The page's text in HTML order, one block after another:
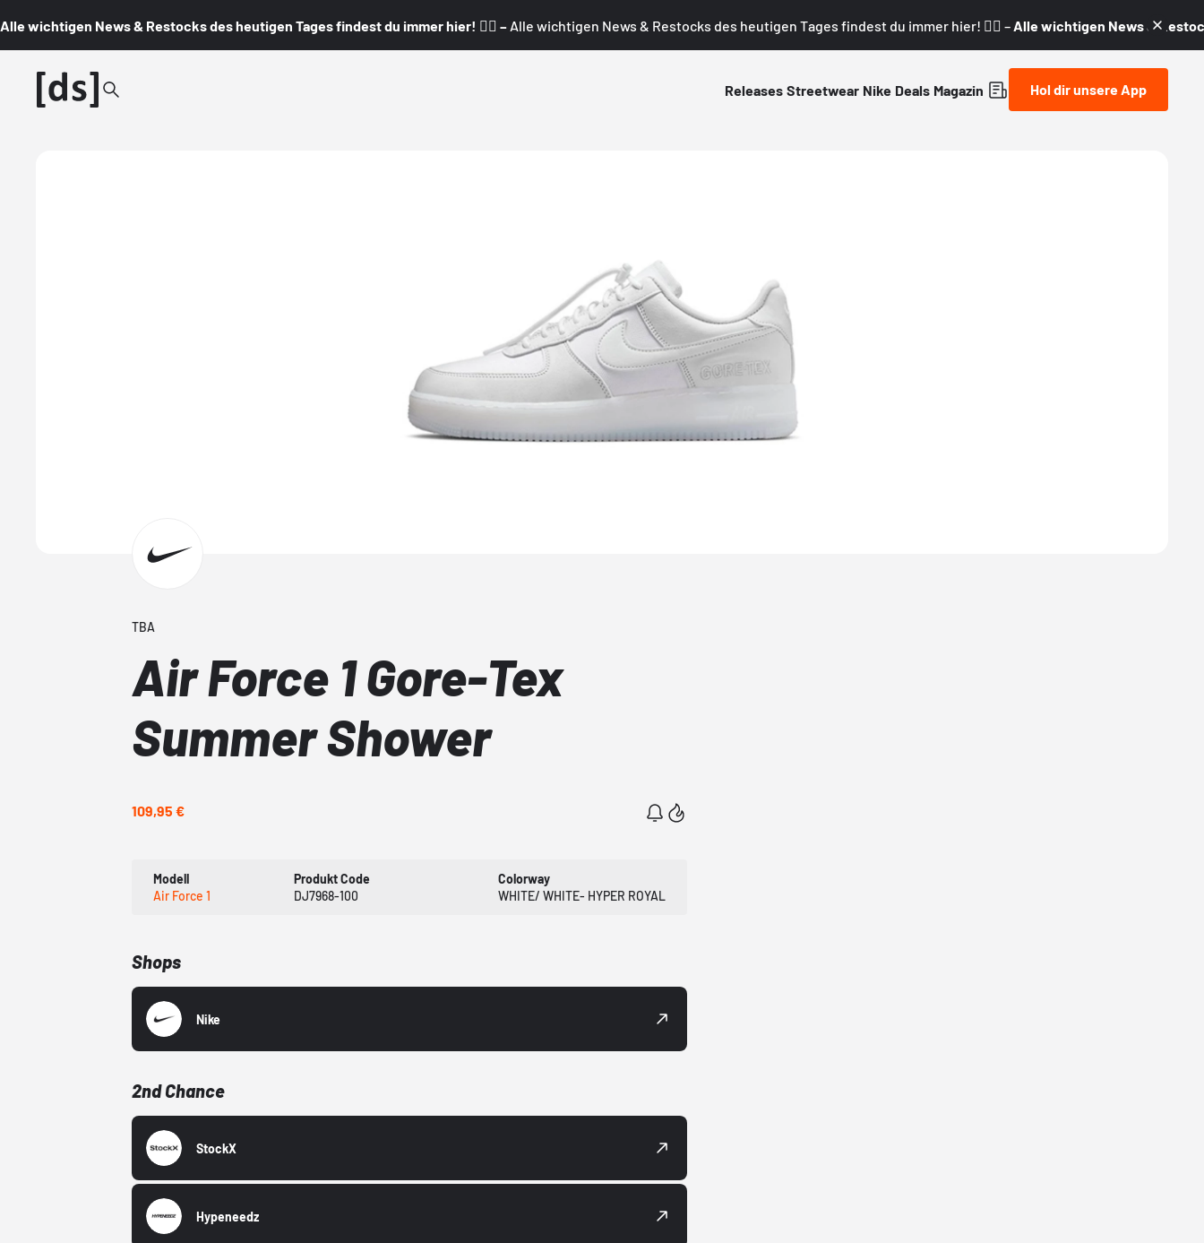
Alle wichtigen News & Restocks des heutigen Tages findest du immer hier! 👇🏼 – Alle wichtigen News & Restocks des heutigen Tages findest du immer hier! 👇🏼 – Alle wichtigen News &
Releases Streetwear Nike Deals Magazin Hol dir unsere App
TBA
Air Force 1 Gore-Tex
Summer Shower
109,95 €
Modell
Air Force 1
Produkt Code
DJ7968-100
Colorway
WHITE/ WHITE- HYPER ROYAL
Shops
Nike
2nd Chance
StockX
Hypeneedz